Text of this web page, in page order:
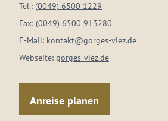
Tel.: (0049) 6500 1229
Fax: (0049) 6500 913280
E-Mail: kontakt@gorges-viez.de
Webseite: gorges-viez.de
Anreise planen